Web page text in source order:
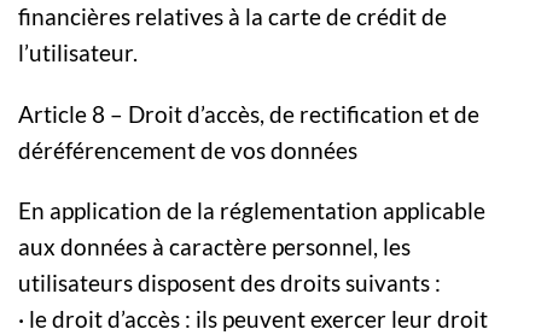
financières relatives à la carte de crédit de
l’utilisateur.
Article 8 – Droit d’accès, de rectification et de
déréférencement de vos données
En application de la réglementation applicable
aux données à caractère personnel, les
utilisateurs disposent des droits suivants :
· le droit d’accès : ils peuvent exercer leur droit